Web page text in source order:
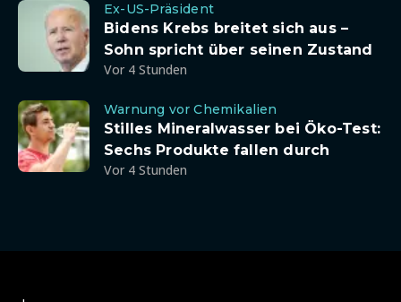
Ex-US-Präsident
Bidens Krebs breitet sich aus –
Sohn spricht über seinen Zustand
Vor 4 Stunden
Warnung vor Chemikalien
Stilles Mineralwasser bei Öko-Test:
Sechs Produkte fallen durch
Vor 4 Stunden